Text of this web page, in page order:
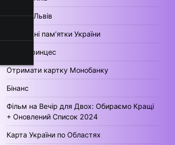
Погода Львів
Культурні пам’ятки України
День Принцес
Отримати картку Монобанку
Бінанс
Фільм на Вечір для Двох: Обираємо Кращі
+ Оновлений Список 2024
Карта України по Областях